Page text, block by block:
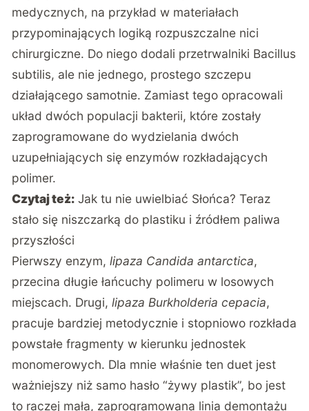
medycznych, na przykład w materiałach
przypominających logiką rozpuszczalne nici
chirurgiczne. Do niego dodali przetrwalniki Bacillus
subtilis, ale nie jednego, prostego szczepu
działającego samotnie. Zamiast tego opracowali
układ dwóch populacji bakterii, które zostały
zaprogramowane do wydzielania dwóch
uzupełniających się enzymów rozkładających
polimer.
Czytaj też: Jak tu nie uwielbiać Słońca? Teraz
stało się niszczarką do plastiku i źródłem paliwa
przyszłości
Pierwszy enzym,lipaza Candida antarctica,
przecina długie łańcuchy polimeru w losowych
miejscach. Drugi,lipaza Burkholderia cepacia,
pracuje bardziej metodycznie i stopniowo rozkłada
powstałe fragmenty w kierunku jednostek
monomerowych. Dla mnie właśnie ten duet jest
ważniejszy niż samo hasło “żywy plastik”, bo jest
to raczej mała, zaprogramowana linia demontażu